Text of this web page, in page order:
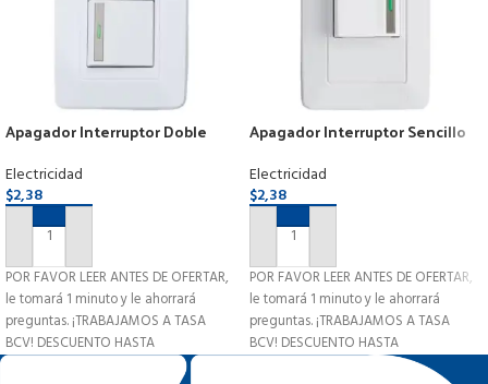
Apagador Interruptor Doble
Reflectivo
Electricidad
$2,38
AÑADIR AL CARRITO
POR FAVOR LEER ANTES DE OFERTAR,
le tomará 1 minuto y le ahorrará
preguntas. ¡TRABAJAMOS A TASA
BCV! DESCUENTO HASTA
Apagador Interruptor Sencillo
Electricidad
$2,38
AÑADIR AL CARRITO
POR FAVOR LEER ANTES DE OFERTAR,
le tomará 1 minuto y le ahorrará
preguntas. ¡TRABAJAMOS A TASA
BCV! DESCUENTO HASTA